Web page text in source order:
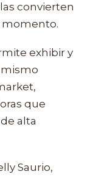
convierten
momento.
exhibir y
que
alta
Saurio,